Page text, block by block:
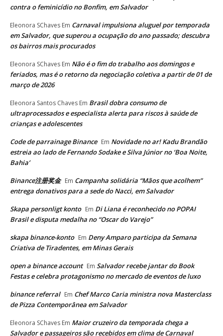
contra o feminicídio no Bonfim, em Salvador
Eleonora SChaves Em Carnaval impulsiona aluguel por temporada
em Salvador, que superou a ocupação do ano passado; descubra
os bairros mais procurados
Eleonora SChaves Em Não é o fim do trabalho aos domingos e
feriados, mas é o retorno da negociação coletiva a partir de 01 de
março de 2026
Eleonora Santos Chaves Em Brasil dobra consumo de
ultraprocessados e especialista alerta para riscos à saúde de
crianças e adolescentes
Code de parrainage Binance Em Novidade no ar! Kadu Brandão
estreia ao lado de Fernando Sodake e Silva Júnior no ‘Boa Noite,
Bahia’
Binance注册奖金 Em Campanha solidária “Mãos que acolhem”
entrega donativos para a sede do Nacci, em Salvador
Skapa personligt konto Em Di Liana é reconhecido no POPAI
Brasil e disputa medalha no “Oscar do Varejo”
skapa binance-konto Em Deny Amparo participa da Semana
Criativa de Tiradentes, em Minas Gerais
open a binance account Em Salvador recebe jantar do Book
Festas e celebra protagonismo no mercado de eventos de luxo
binance referral Em Chef Marco Caria ministra nova Masterclass
de Pizza Contemporânea em Salvador
Eleonora SChaves Em Maior cruzeiro da temporada chega a
Salvador e passageiros são recebidos em clima de Carnaval